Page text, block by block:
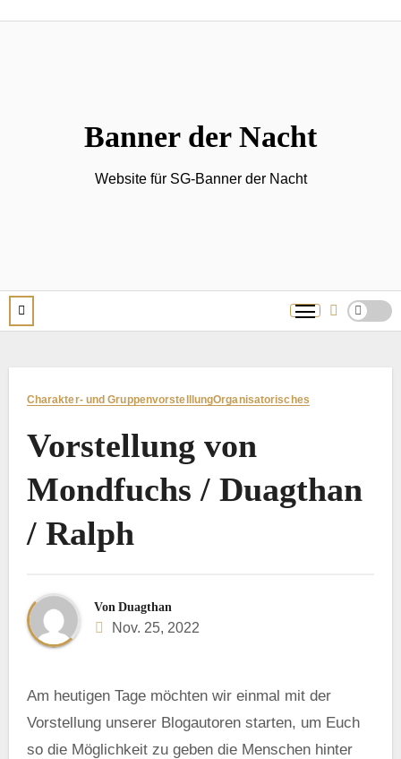
Banner der Nacht
Website für SG-Banner der Nacht
Charakter- und GruppenvorstelllungOrganisatorisches
Vorstellung von
Mondfuchs / Duagthan
/ Ralph
Von Duagthan
Nov. 25, 2022
Am heutigen Tage möchten wir einmal mit der
Vorstellung unserer Blogautoren starten, um Euch
so die Möglichkeit zu geben die Menschen hinter